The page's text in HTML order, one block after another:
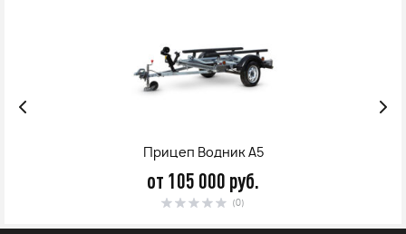
Прицеп Водник А5
от 105 000 руб.
(0)